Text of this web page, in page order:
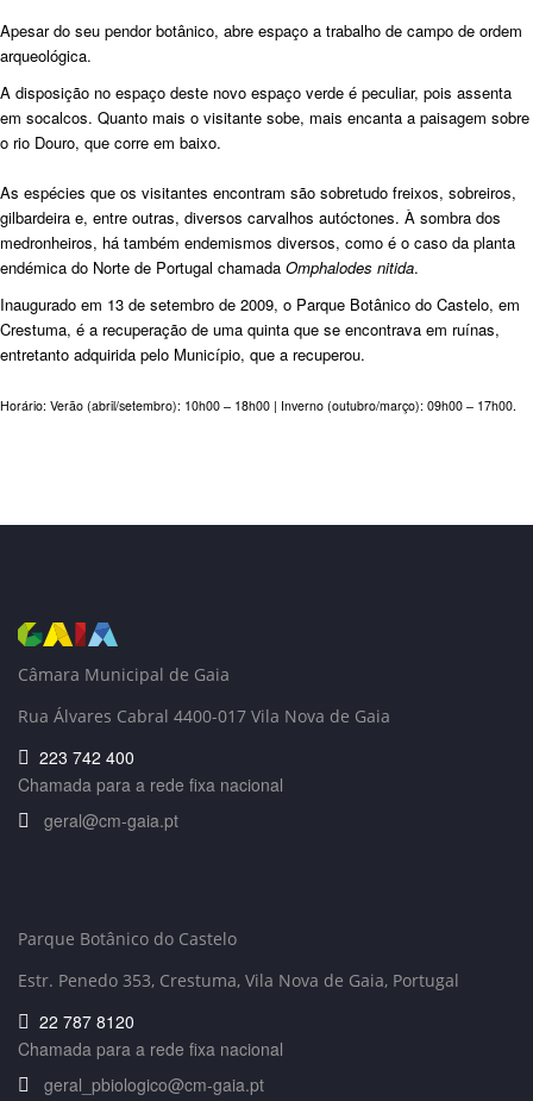
Apesar do seu pendor botânico, abre espaço a trabalho de campo de ordem
arqueológica.
A disposição no espaço deste novo espaço verde é peculiar, pois assenta
em socalcos. Quanto mais o visitante sobe, mais encanta a paisagem sobre
o rio Douro, que corre em baixo.
As espécies que os visitantes encontram são sobretudo freixos, sobreiros,
gilbardeira e, entre outras, diversos carvalhos autóctones. À sombra dos
medronheiros, há também endemismos diversos, como é o caso da planta
endémica do Norte de Portugal chamada Omphalodes nitida.
Inaugurado em 13 de setembro de 2009, o Parque Botânico do Castelo, em
Crestuma, é a recuperação de uma quinta que se encontrava em ruínas,
entretanto adquirida pelo Município, que a recuperou.
Horário: Verão (abril/setembro): 10h00 – 18h00 | Inverno (outubro/março): 09h00 – 17h00.
Câmara Municipal de Gaia
Rua Álvares Cabral 4400-017 Vila Nova de Gaia
223 742 400
Chamada para a rede fixa nacional
geral@cm-gaia.pt
Parque Botânico do Castelo
Estr. Penedo 353, Crestuma, Vila Nova de Gaia, Portugal
22 787 8120
Chamada para a rede fixa nacional
geral_pbiologico@cm-gaia.pt